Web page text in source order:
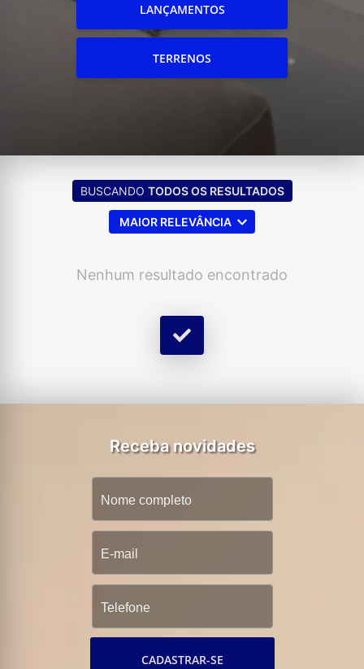
LANÇAMENTOS
TERRENOS
BUSCANDO TODOS OS RESULTADOS
MAIOR RELEVÂNCIA
Nenhum resultado encontrado
Receba novidades
CADASTRAR-SE